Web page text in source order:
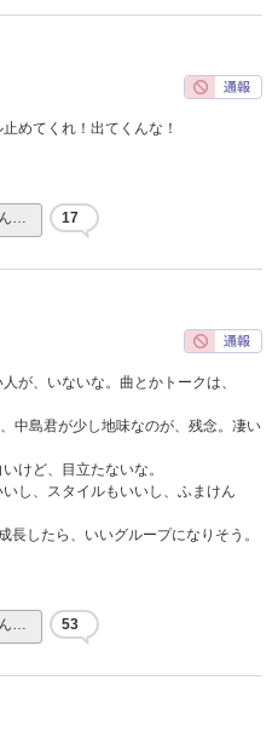
めてくれ！出てくんな！
… 17
が、いないな。曲とかトークは、
中島君が少し地味なのが、残念。凄い
けど、目立たないな。
し、スタイルもいいし、ふまけん
長したら、いいグループになりそう。
… 53